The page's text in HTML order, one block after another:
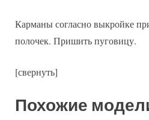
Карманы согласно выкройке
полочек. Пришить пуговицу.
[свернуть]
Похожие